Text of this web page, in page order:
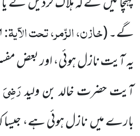
گے۔(خازن، الزّمر، تحت الآیۃ:
یہ آیت نازل ہوئی، اور بعض
آیتحضرت خالد بن ولیدرَضِیَ
بارے میںنازل ہوئی ہے، جیسا